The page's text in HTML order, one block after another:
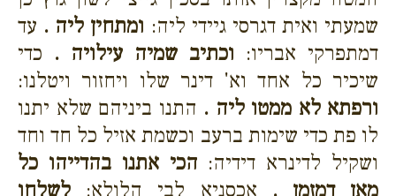
שמעתי ואית דגרסי גיידי ליה: ומתחין ליה . עד
דמתפרקי אבריו: וכתיב שמיה עילויה . כדי
שיכיר כל אחד וא' דינר שלו ויחזור ויטלנו:
ורפתא לא ממטו ליה . התנו ביניהם שלא יתנו
לו פת כדי שימות ברעב וכשמת אזיל כל חד וחד
ושקיל לדינרא דידיה: הכי אתנו בהדייהו כל
מאן דמזמן . אכסניא לבי הלולא: לשלחו